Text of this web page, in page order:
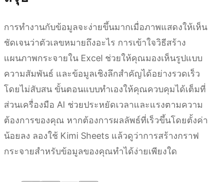
การทำงานกับข้อมูลจะง่ายขึ้นมากเมื่อภาพแสดงให้เห็น
ชัดเจนว่าตัวเลขหมายถึงอะไร การเข้าใจวิธีสร้าง
แผนภาพกระจายใน Excel ช่วยให้คุณมองเห็นรูปแบบ
ความสัมพันธ์ และข้อมูลเชิงลึกสำคัญได้อย่างรวดเร็ว
โดยไม่สับสน ขั้นตอนแบบทำเองให้คุณควบคุมได้เต็มที่
ส่วนเครื่องมือ AI ช่วยประหยัดเวลาและแรงตามความ
ต้องการของคุณ หากต้องการผลลัพธ์ที่เร็วขึ้นโดยตั้งค่า
น้อยลง ลองใช้ Kimi Sheets แล้วดูว่าการสร้างกราฟ
กระจายสำหรับข้อมูลของคุณทำได้ง่ายเพียงใด